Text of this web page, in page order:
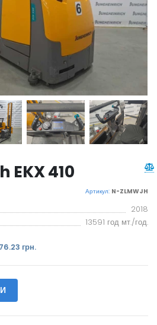
410
Артикул: N-ZLMWJH
2018
13591 год мт./год.
грн.